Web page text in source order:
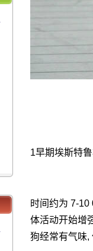
1早期埃斯特
时间约为 7-
体活动开始增
狗经常有气味,